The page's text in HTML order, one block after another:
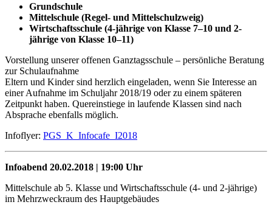
Grundschule
Mittelschule (Regel- und Mittelschulzweig)
Wirtschaftsschule (4-jährige von Klasse 7–10 und 2-
jährige von Klasse 10–11)
Vorstellung unserer offenen Ganztagsschule – persönliche Beratung
zur Schulaufnahme
Eltern und Kinder sind herzlich eingeladen, wenn Sie Interesse an
einer Aufnahme im Schuljahr 2018/19 oder zu einem späteren
Zeitpunkt haben. Quereinstiege in laufende Klassen sind nach
Absprache ebenfalls möglich.
Infoflyer: PGS_K_Infocafe_I2018
Infoabend 20.02.2018 | 19:00 Uhr
Mittelschule ab 5. Klasse und Wirtschaftsschule (4- und 2-jährige)
im Mehrzweckraum des Hauptgebäudes